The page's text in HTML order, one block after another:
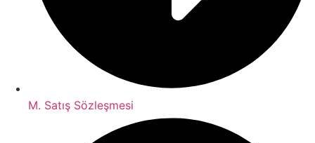
M. Satış Sözleşmesi